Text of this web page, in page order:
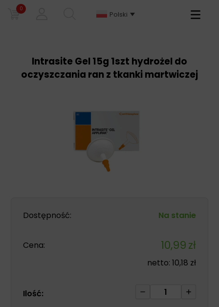
0
Polski
Primary
Intrasite Gel 15g 1szt hydrożel do
oczyszczania ran z tkanki martwiczej
Dostępność: Na stanie
Cena: 10,99zł
netto: 10,18 zł
Ilość:
ilość